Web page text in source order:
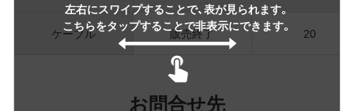
左右にスワイプすることで、表が見られます。
こちらをタップすることで非表示にできます。
ケーブル 販売終了 20
お問合せ先